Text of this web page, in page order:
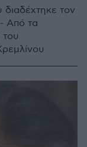
τον
- Από τα
του